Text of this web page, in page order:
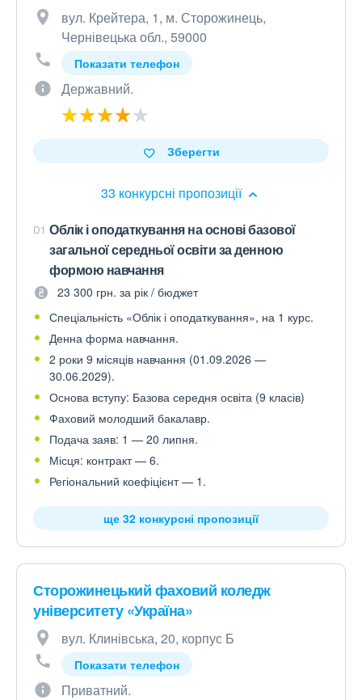
вул. Крейтера, 1, м. Сторожинець,
Чернівецька обл., 59000
Показати телефон
Державний.
33 конкурсні пропозиції
Зберегти
D1 Облік і оподаткування на основі базової
загальної середньої освіти за денною
формою навчання
23 300 грн. за рік / бюджет
Спеціальність «Облік і оподаткування», на 1 курс.
Денна форма навчання.
2 роки 9 місяців навчання (01.09.2026 —
30.06.2029).
Основа вступу: Базова середня освіта (9 класів)
Фаховий молодший бакалавр.
Подача заяв: 1 — 20 липня.
Місця: контракт — 6.
Регіональний коефіцієнт — 1.
ще 32 конкурсні пропозиції
Сторожинецький фаховий коледж
університету «Україна»
вул. Клинівська, 20, корпус Б
Показати телефон
Приватний.